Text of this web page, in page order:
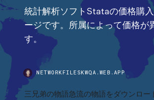
統計解析ソフトStataの価格購
ージです。所属によって価格が
す。
NETWORKFILESKWQA.WEB.APP
三兄弟の物語急流の物語をダウンロー